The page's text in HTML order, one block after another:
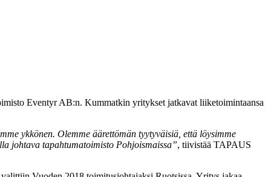
Eventyr AB:n. Kummatkin yritykset jatkavat liiketoimintaansa
ykkönen. Olemme äärettömän tyytyväisiä, että löysimme
johtava tapahtumatoimisto Pohjoismaissa”, tiivistää TAPAUS